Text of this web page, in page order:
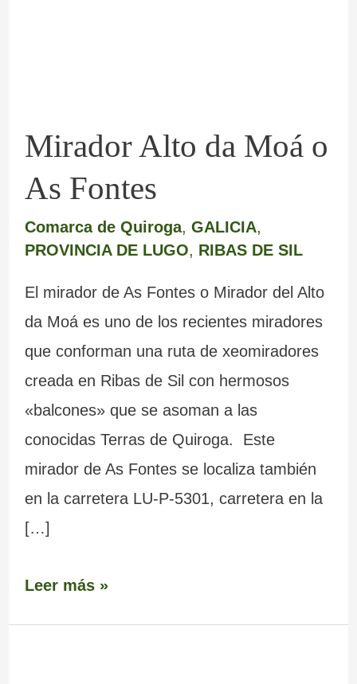
Mirador Alto da Moá o
As Fontes
Comarca de Quiroga, GALICIA,
PROVINCIA DE LUGO, RIBAS DE SIL
El mirador de As Fontes o Mirador del Alto
da Moá es uno de los recientes miradores
que conforman una ruta de xeomiradores
creada en Ribas de Sil con hermosos
«balcones» que se asoman a las
conocidas Terras de Quiroga. Este
mirador de As Fontes se localiza también
en la carretera LU-P-5301, carretera en la
[…]
Leer más »